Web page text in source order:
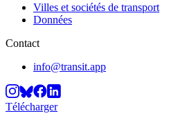
Villes et sociétés de transport
Données
Contact
info@transit.app
Télécharger